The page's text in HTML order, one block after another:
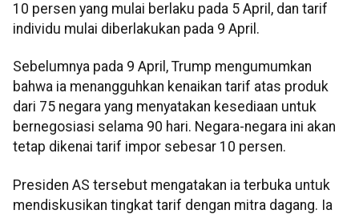
10 persen yang mulai berlaku pada 5 April, dan tarif
individu mulai diberlakukan pada 9 April.
Sebelumnya pada 9 April, Trump mengumumkan
bahwa ia menangguhkan kenaikan tarif atas produk
dari 75 negara yang menyatakan kesediaan untuk
bernegosiasi selama 90 hari. Negara-negara ini akan
tetap dikenai tarif impor sebesar 10 persen.
Presiden AS tersebut mengatakan ia terbuka untuk
mendiskusikan tingkat tarif dengan mitra dagang. Ia